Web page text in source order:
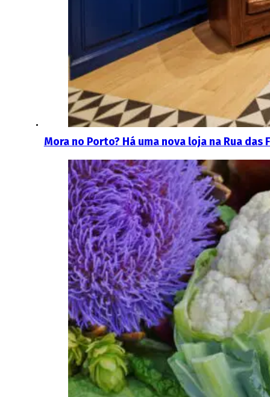
Mora no Porto? Há uma nova loja na Rua